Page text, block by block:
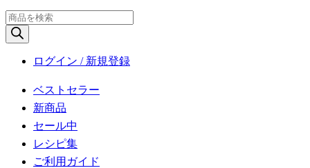
商
品
検
ログイン / 新規登録
ベストセラー
新商品
セール中
レシピ集
ご利用ガイド